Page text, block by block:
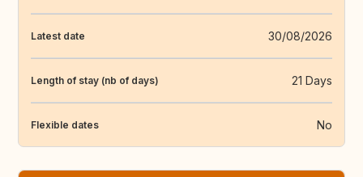
Latest date 30/08/2026
Length of stay (nb of days) 21 Days
Flexible dates No